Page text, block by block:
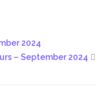
2024
– September 2024